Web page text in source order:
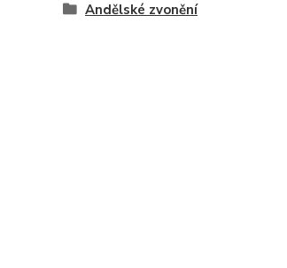
Andělské zvonění